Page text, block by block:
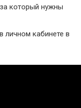
который нужны
личном кабинете в